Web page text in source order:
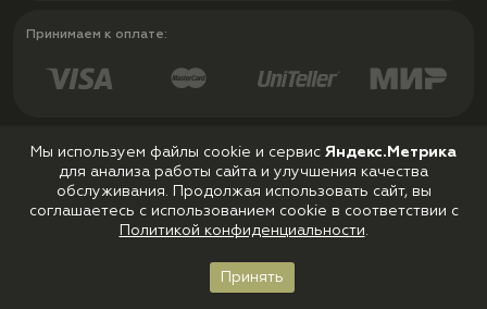
Принимаем к оплате:
Политика конфиденциальности
Пользовательское соглашение
Корзина
Мы используем файлы cookie и сервис Яндекс.Метрика
для анализа работы сайта и улучшения качества
обслуживания. Продолжая использовать сайт, вы
соглашаетесь с использованием cookie в соответствии с
Политикой конфиденциальности.
Принять